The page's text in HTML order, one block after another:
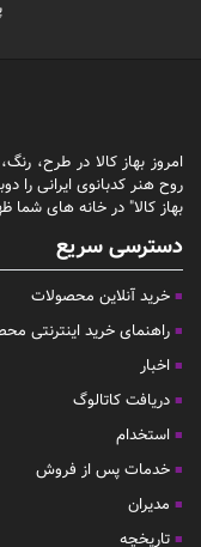
امروز بهاز کالا در طرح،
روح هنر کدبانوی ایرانی را
بهاز کالا" در خانه های شما
دسترسی سریع
خرید آنلاین محصولات
راهنمای خرید اینترنتی
اخبار
دریافت کاتالوگ
استخدام
خدمات پس از فروش
مدیران
تاریخچه